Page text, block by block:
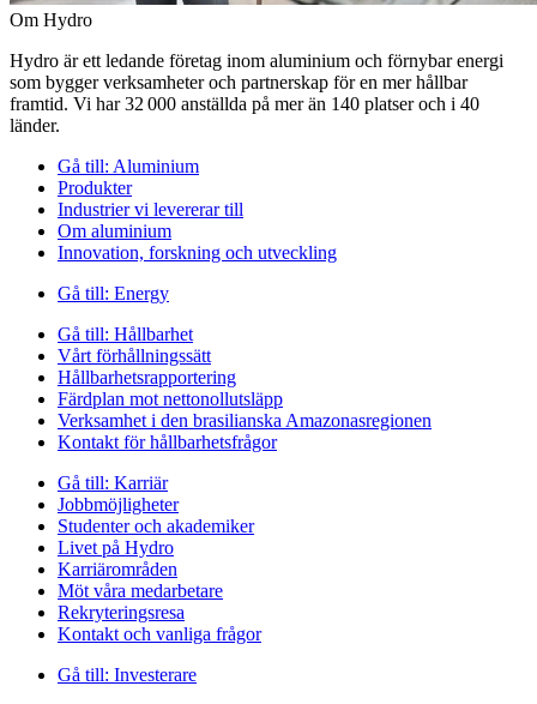
Om Hydro
Hydro är ett ledande företag inom aluminium och förnybar energi
som bygger verksamheter och partnerskap för en mer hållbar
framtid. Vi har 32 000 anställda på mer än 140 platser och i 40
länder.
Gå till: Aluminium
Produkter
Industrier vi levererar till
Om aluminium
Innovation, forskning och utveckling
Gå till: Energy
Gå till: Hållbarhet
Vårt förhållningssätt
Hållbarhetsrapportering
Färdplan mot nettonollutsläpp
Verksamhet i den brasilianska Amazonasregionen
Kontakt för hållbarhetsfrågor
Gå till: Karriär
Jobbmöjligheter
Studenter och akademiker
Livet på Hydro
Karriärområden
Möt våra medarbetare
Rekryteringsresa
Kontakt och vanliga frågor
Gå till: Investerare